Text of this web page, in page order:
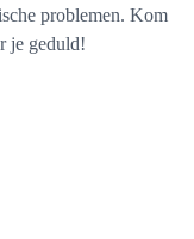
problemen. Kom
je geduld!